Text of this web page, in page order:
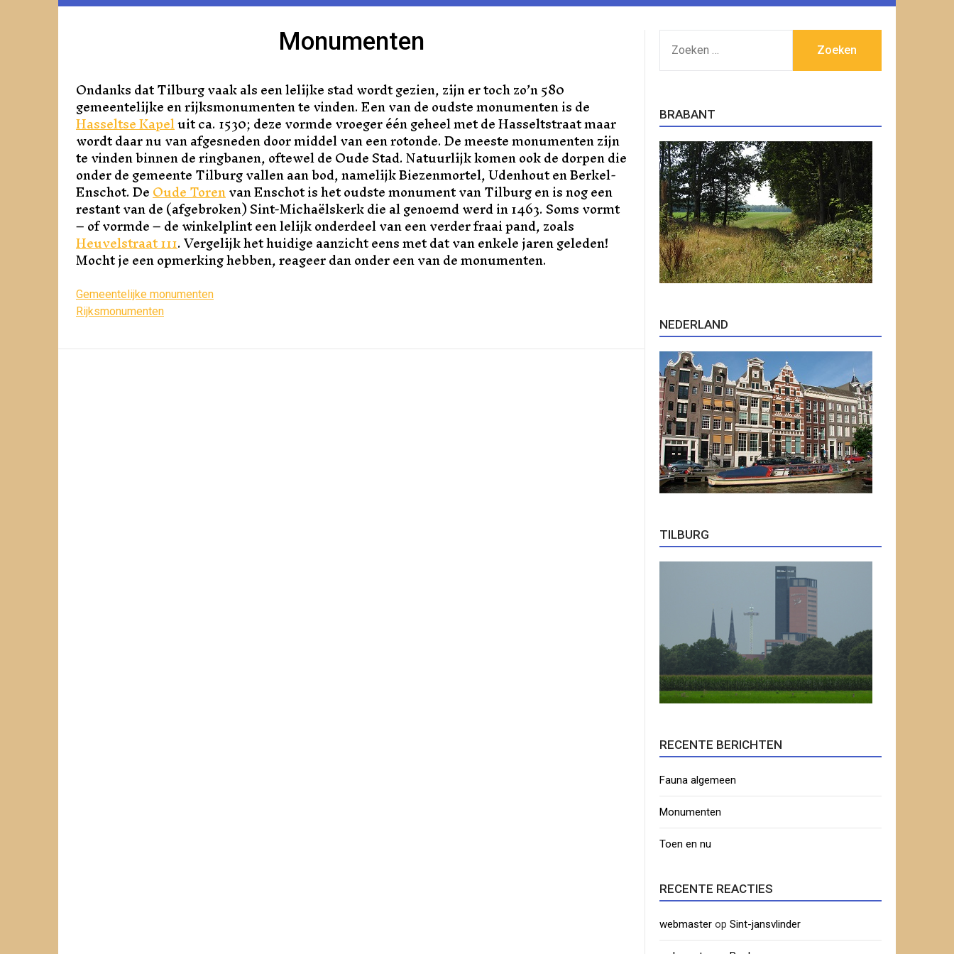
Monumenten
Ondanks dat Tilburg vaak als een lelijke stad wordt gezien, zijn er toch zo’n 580
gemeentelijke en rijksmonumenten te vinden. Een van de oudste monumenten is de
Hasseltse Kapeluit ca. 1530; deze vormde vroeger één geheel met de Hasseltstraat maar
wordt daar nu van afgesneden door middel van een rotonde. De meeste monumenten zijn
te vinden binnen de ringbanen, oftewel de Oude Stad. Natuurlijk komen ook de dorpen die
onder de gemeente Tilburg vallen aan bod, namelijk Biezenmortel, Udenhout en Berkel-
Enschot. DeOude Torenvan Enschot is het oudste monument van Tilburg en is nog een
restant van de (afgebroken) Sint-Michaëlskerk die al genoemd werd in 1463. Soms vormt
– of vormde – de winkelplint een lelijk onderdeel van een verder fraai pand, zoals
Heuvelstraat 111. Vergelijk het huidige aanzicht eens met dat van enkele jaren geleden!
Mocht je een opmerking hebben, reageer dan onder een van de monumenten.
Gemeentelijke monumenten
Rijksmonumenten
NAAR:
BRABANT
NEDERLAND
TILBURG
RECENTE BERICHTEN
Fauna algemeen
Monumenten
Toen en nu
RECENTE REACTIES
webmaster op Sint-jansvlinder